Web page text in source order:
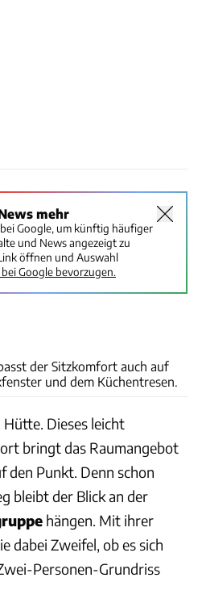
mehr
Google, um künftig häufiger
und News angezeigt zu
öffnen und Auswahl
Google bevorzugen.
der Sitzkomfort auch auf
und dem Küchentresen.
Dieses leicht
bringt das Raumangebot
den Punkt. Denn schon
bleibt der Blick an der
hängen. Mit ihrer
dabei Zweifel, ob es sich
Personen-Grundriss